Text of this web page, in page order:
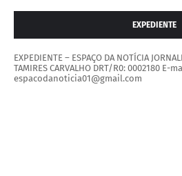
EXPEDIENTE
EXPEDIENTE – ESPAÇO DA NOTÍCIA
TAMIRES CARVALHO DRT/R0: 0002180 E-
espacodanoticia01@gmail.com